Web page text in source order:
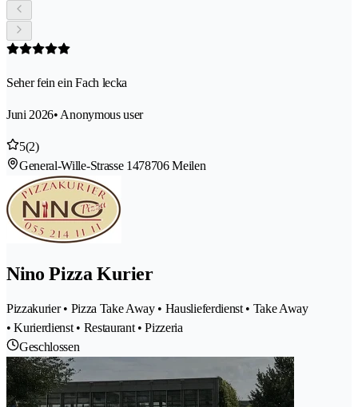
Seher fein ein Fach lecka
Juni 2026• Anonymous user
5(2)
General-Wille-Strasse 1478706 Meilen
Nino Pizza Kurier
Pizzakurier • Pizza Take Away • Hauslieferdienst • Take Away
• Kurierdienst • Restaurant • Pizzeria
Geschlossen